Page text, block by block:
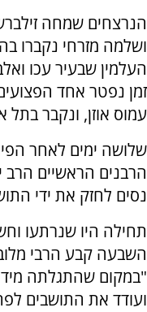
הנרצחים שמחה
ושלמה מזרחי נקברו
העלמין שבעיר עכו
זמן נפטר אחד
עמוס אוזן, ונקבר בתל
שלושה ימים לאחר
הרבנים הראשיים הרב
נסים לחזק את ידי
תחילה היו שנרתעו
השבעה קבע הרבי
"במקום שהתגלתה
ועודד את התושבים